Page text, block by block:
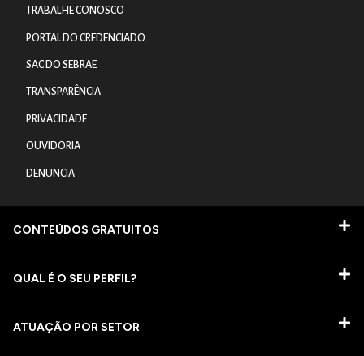
TRABALHE CONOSCO
PORTAL DO CREDENCIADO
SAC DO SEBRAE
TRANSPARÊNCIA
PRIVACIDADE
OUVIDORIA
DENUNCIA
CONTEÚDOS GRATUITOS
QUAL É O SEU PERFIL?
ATUAÇÃO POR SETOR